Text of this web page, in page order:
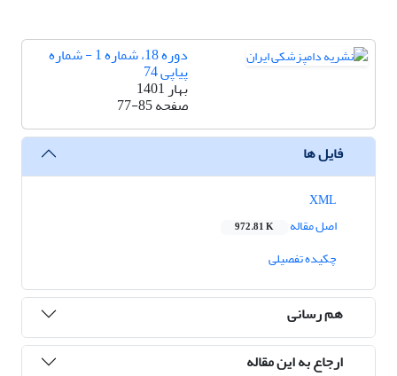
دوره 18، شماره 1 - شماره
پیاپی 74
بهار 1401
صفحه77-85
فایل ها
اصل مقاله
972.81 K
چکیده تفصیلی
هم رسانی
ارجاع به این مقاله